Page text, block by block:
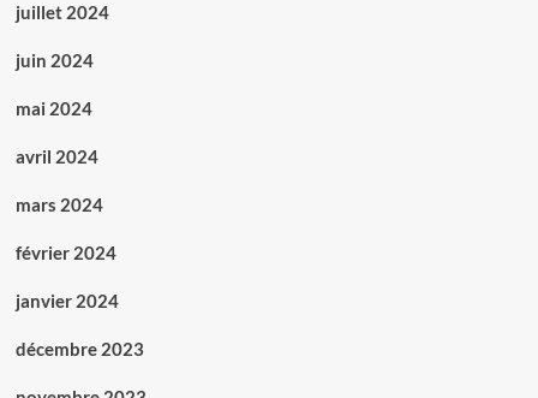
juillet 2024
juin 2024
mai 2024
avril 2024
mars 2024
février 2024
janvier 2024
décembre 2023